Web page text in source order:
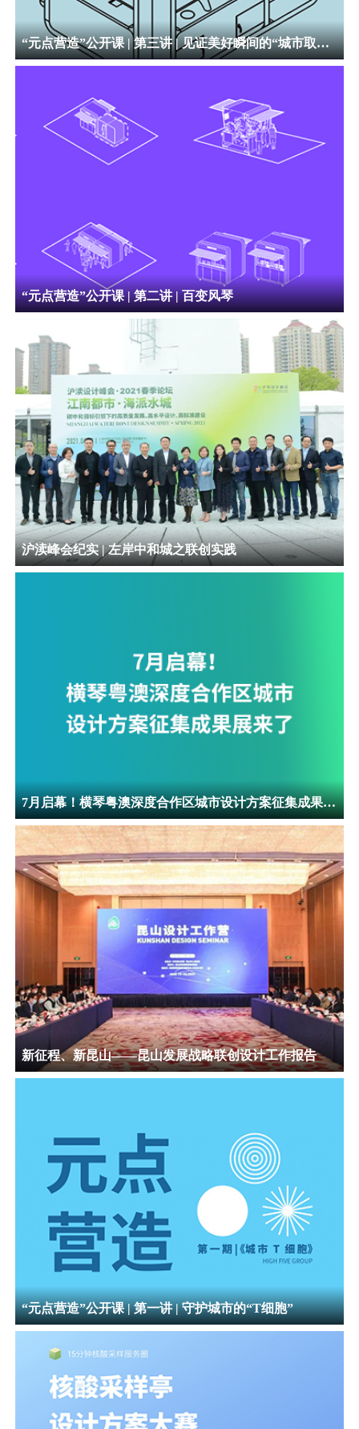
“元点营造”公开课 | 第三讲 | 见证美好瞬间的“城市取景框”
“元点营造”公开课 | 第二讲 | 百变风琴
沪渎峰会纪实 | 左岸中和城之联创实践
7月启幕！横琴粤澳深度合作区城市设计方案征集成果展来了！
新征程、新昆山——昆山发展战略联创设计工作报告
“元点营造”公开课 | 第一讲 | 守护城市的“T细胞”